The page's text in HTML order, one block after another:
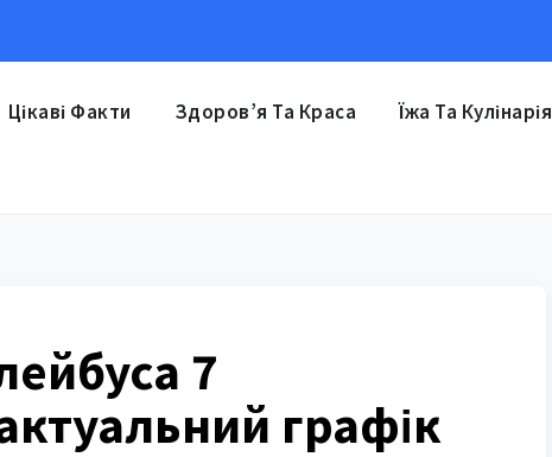
Цікаві Факти Здоров’я Та Краса Їжа Та Кулінарія
7
графік